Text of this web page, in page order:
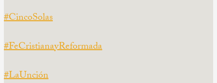
#CincoSolas
#FeCristianayReformada
#LaUnción